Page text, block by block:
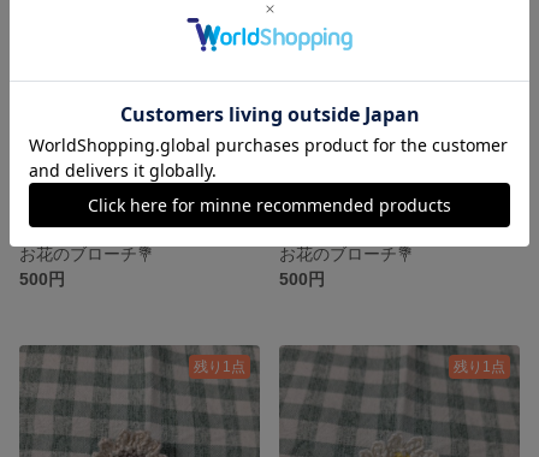
お花のブローチ💐
500円
お花のブローチ💐
500円
残り1点 残り1点